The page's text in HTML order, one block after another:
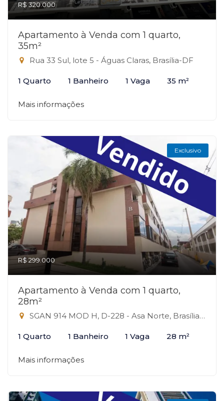
R$ 320.000
Apartamento à Venda com 1 quarto,
35m²
Rua 33 Sul, lote 5 - Águas Claras, Brasília-DF
1 Quarto 1 Banheiro 1 Vaga 35 m²
Mais informações
Exclusivo
R$ 299.000
Apartamento à Venda com 1 quarto,
28m²
SGAN 914 MOD H, D-228 - Asa Norte, Brasília-DF
1 Quarto 1 Banheiro 1 Vaga 28 m²
Mais informações